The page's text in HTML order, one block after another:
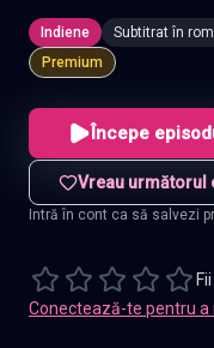
Indiene Subtitrat în
Premium
Începe
Vreau următorul
Intră în cont ca să salvezi
Conectează-te pentru a